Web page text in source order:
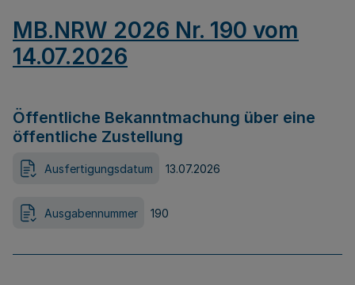
MB.NRW 2026 Nr. 190 vom
14.07.2026
Öffentliche Bekanntmachung über eine
öffentliche Zustellung
Ausfertigungsdatum 13.07.2026
Ausgabennummer 190